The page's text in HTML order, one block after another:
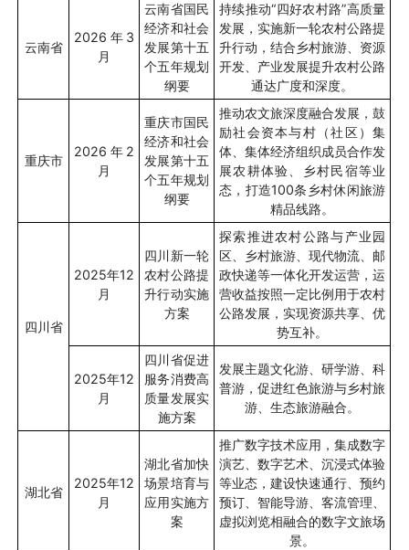
云南省
2026 年 3
月
云南省国民
经济和社会
发展第十五
个五年规划
纲要
持续推动“四好农村路”高质量
发展，实施新一轮农村公路提
升行动，结合乡村旅游、资源
开发、产业发展提升农村公路
通达广度和深度。
重庆市
2026 年 2
月
重庆市国民
经济和社会
发展第十五
个五年规划
纲要
推动农文旅深度融合发展，鼓
励社会资本与村（社区）集
体、集体经济组织成员合作发
展农耕体验、乡村民宿等业
态，打造100条乡村休闲旅游
精品线路。
四川省
2025年12
月
四川新一轮
农村公路提
升行动实施
方案
探索推进农村公路与产业园
区、乡村旅游、现代物流、邮
政快递等一体化开发运营，运
营收益按照一定比例用于农村
公路发展，实现资源共享、优
势互补。
2025年12
月
四川省促进
服务消费高
质量发展实
施方案
发展主题文化游、研学游、科
普游，促进红色旅游与乡村旅
游、生态旅游融合。
湖北省
2025年12
月
湖北省加快
场景培育与
应用实施方
案
推广数字技术应用，集成数字
演艺、数字艺术、沉浸式体验
等业态，建设快速通行、预约
预订、智能导游、客流管理、
虚拟浏览相融合的数字文旅场
景。